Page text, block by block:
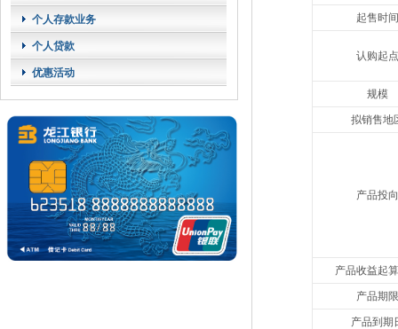
个人存款业务
个人贷款
优惠活动
起售时间
认购起点
规模
拟销售地
产品投向
产品收益起
产品期限
产品到期